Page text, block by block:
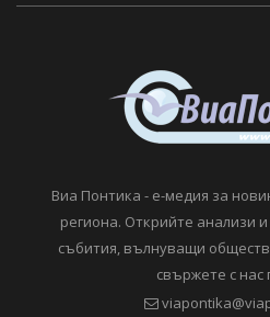
Виа Понтика - е-медия за
региона. Открийте анализи
събития, вълнуващи
свържете с нас